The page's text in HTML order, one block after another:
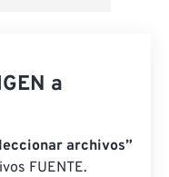
a
archivos”
FUENTE.